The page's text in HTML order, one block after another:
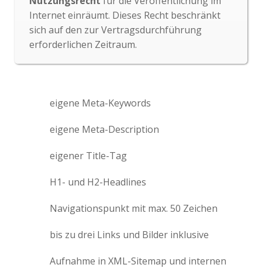
Internet einräumt. Dieses Recht beschränkt
sich auf den zur Vertragsdurchführung
erforderlichen Zeitraum.
eigene Meta-Keywords
eigene Meta-Description
eigener Title-Tag
H1- und H2-Headlines
Navigationspunkt mit max. 50 Zeichen
bis zu drei Links und Bilder inklusive
Aufnahme in XML-Sitemap und internen